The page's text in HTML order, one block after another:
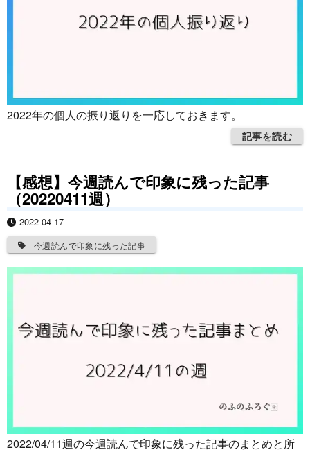
2022年の個人の振り返りを一応しておきます。
記事を読む
【感想】今週読んで印象に残った記事
（20220411週）
2022-04-17
今週読んで印象に残った記事
2022/04/11週の今週読んで印象に残った記事のまとめと所